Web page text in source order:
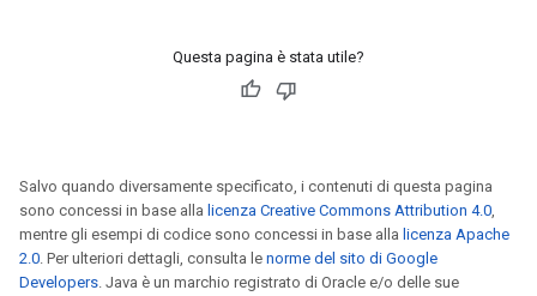
Questa pagina è stata utile?
Salvo quando diversamente specificato, i contenuti di questa pagina
sono concessi in base alla licenza Creative Commons Attribution 4.0,
mentre gli esempi di codice sono concessi in base alla licenza Apache
2.0. Per ulteriori dettagli, consulta le norme del sito di Google
Developers. Java è un marchio registrato di Oracle e/o delle sue